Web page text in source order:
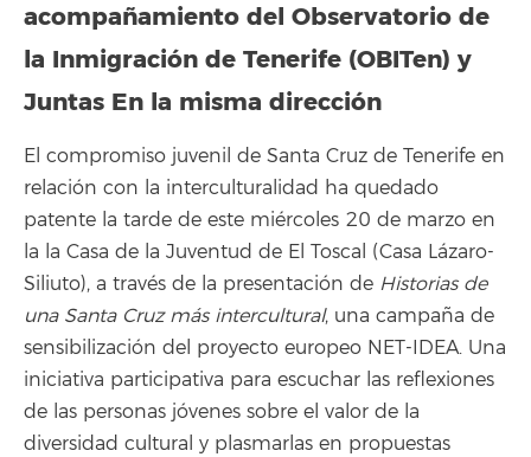
acompañamiento del Observatorio de
la Inmigración de Tenerife (OBITen) y
Juntas En la misma dirección
El compromiso juvenil de Santa Cruz de Tenerife en
relación con la interculturalidad ha quedado
patente la tarde de este miércoles 20 de marzo en
la la Casa de la Juventud de El Toscal (Casa Lázaro-
Siliuto), a través de la presentación de Historias de
una Santa Cruz más intercultural, una campaña de
sensibilización del proyecto europeo NET-IDEA. Una
iniciativa participativa para escuchar las reflexiones
de las personas jóvenes sobre el valor de la
diversidad cultural y plasmarlas en propuestas